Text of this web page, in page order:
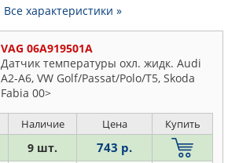
Все характеристики »
VAG 06A919501A
Датчик температуры охл. жидк. Audi
A2-A6, VW Golf/Passat/Polo/T5, Skoda
Fabia 00>
Наличие Цена Купить
9 шт. 743 р.